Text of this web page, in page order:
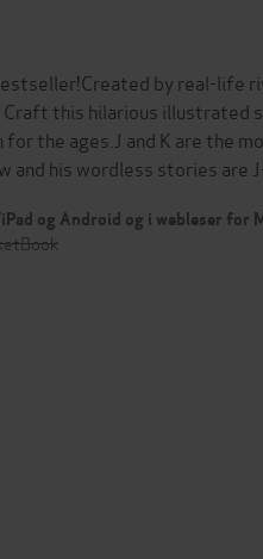
by real-life
Craft this hilarious
the ages.J and K are the
and his wordless stories are
og Android og i webleser for